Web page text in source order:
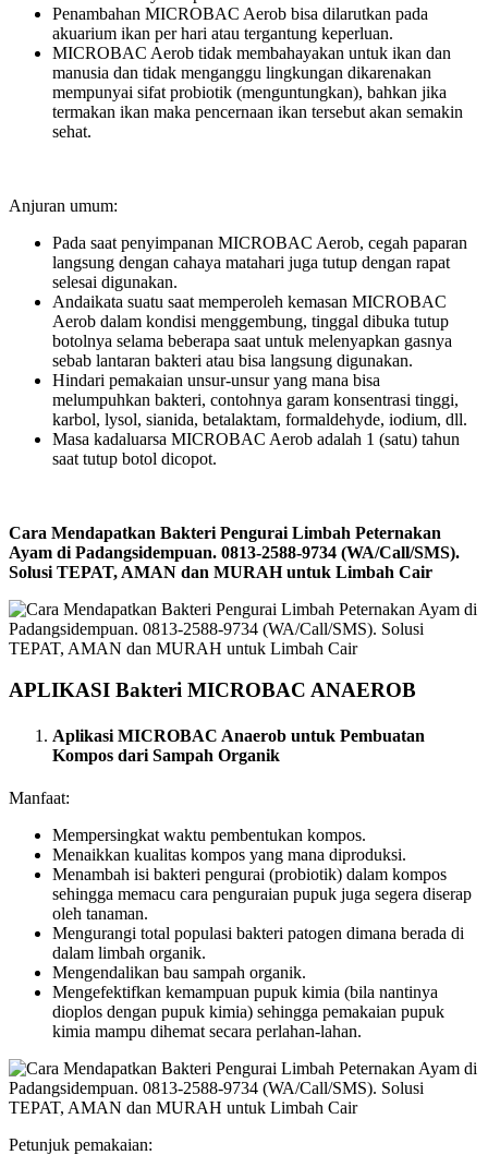
Penambahan MICROBAC Aerob bisa dilarutkan pada
akuarium ikan per hari atau tergantung keperluan.
MICROBAC Aerob tidak membahayakan untuk ikan dan
manusia dan tidak menganggu lingkungan dikarenakan
mempunyai sifat probiotik (menguntungkan), bahkan jika
termakan ikan maka pencernaan ikan tersebut akan semakin
sehat.
Anjuran umum:
Pada saat penyimpanan MICROBAC Aerob, cegah paparan
langsung dengan cahaya matahari juga tutup dengan rapat
selesai digunakan.
Andaikata suatu saat memperoleh kemasan MICROBAC
Aerob dalam kondisi menggembung, tinggal dibuka tutup
botolnya selama beberapa saat untuk melenyapkan gasnya
sebab lantaran bakteri atau bisa langsung digunakan.
Hindari pemakaian unsur-unsur yang mana bisa
melumpuhkan bakteri, contohnya garam konsentrasi tinggi,
karbol, lysol, sianida, betalaktam, formaldehyde, iodium, dll.
Masa kadaluarsa MICROBAC Aerob adalah 1 (satu) tahun
saat tutup botol dicopot.
Cara Mendapatkan Bakteri Pengurai Limbah Peternakan
Ayam di Padangsidempuan. 0813-2588-9734 (WA/Call/SMS).
Solusi TEPAT, AMAN dan MURAH untuk Limbah Cair
APLIKASI Bakteri MICROBAC ANAEROB
Aplikasi MICROBAC Anaerob untuk Pembuatan
Kompos dari Sampah Organik
Manfaat:
Mempersingkat waktu pembentukan kompos.
Menaikkan kualitas kompos yang mana diproduksi.
Menambah isi bakteri pengurai (probiotik) dalam kompos
sehingga memacu cara penguraian pupuk juga segera diserap
oleh tanaman.
Mengurangi total populasi bakteri patogen dimana berada di
dalam limbah organik.
Mengendalikan bau sampah organik.
Mengefektifkan kemampuan pupuk kimia (bila nantinya
dioplos dengan pupuk kimia) sehingga pemakaian pupuk
kimia mampu dihemat secara perlahan-lahan.
Petunjuk pemakaian: